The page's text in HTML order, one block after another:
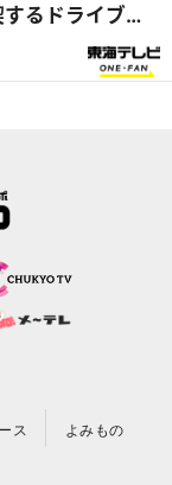
るドライブ旅
ス よみもの